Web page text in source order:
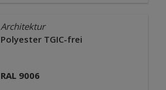
Architektur
Polyester TGIC-frei
RAL 9006